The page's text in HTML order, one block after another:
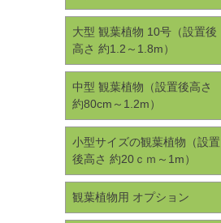
大型 観葉植物 10号（設置後
高さ 約1.2～1.8m）
中型 観葉植物（設置後高さ
約80cm～1.2m）
小型サイズの観葉植物（設置
後高さ 約20ｃｍ～1m）
観葉植物用 オプション